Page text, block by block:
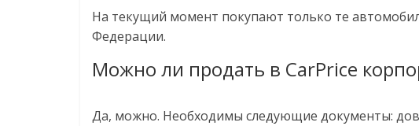
На текущий момент покупают только те
Федерации.
Можно ли продать в CarPrice
Да, можно. Необходимы следующие документы: